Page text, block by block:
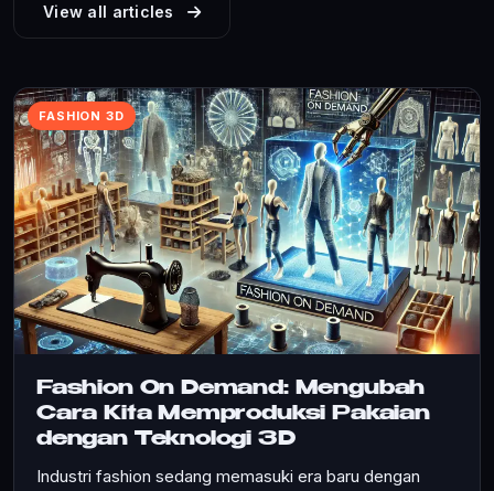
View all articles
FASHION 3D
Fashion On Demand: Mengubah
Cara Kita Memproduksi Pakaian
dengan Teknologi 3D
Industri fashion sedang memasuki era baru dengan